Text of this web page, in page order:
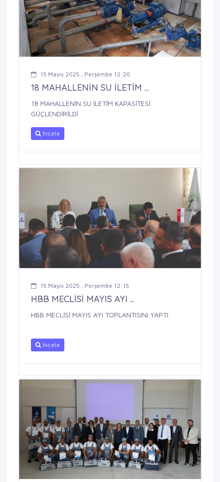
15 Mayıs 2025 , Perşembe 12:20
18 MAHALLENİN SU İLETİM ...
18 MAHALLENİN SU İLETİM KAPASİTESİ
GÜÇLENDİRİLDİ
İncele
15 Mayıs 2025 , Perşembe 12:15
HBB MECLİSİ MAYIS AYI ...
HBB MECLİSİ MAYIS AYI TOPLANTISINI YAPTI
İncele